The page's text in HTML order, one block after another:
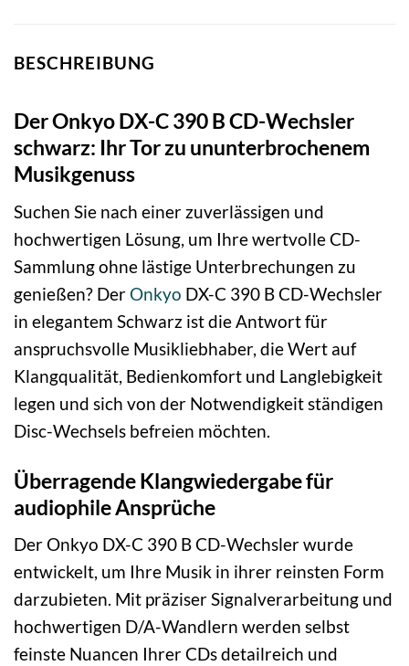
BESCHREIBUNG
Der Onkyo DX-C 390 B CD-Wechsler
schwarz: Ihr Tor zu ununterbrochenem
Musikgenuss
Suchen Sie nach einer zuverlässigen und
hochwertigen Lösung, um Ihre wertvolle CD-
Sammlung ohne lästige Unterbrechungen zu
genießen? Der Onkyo DX-C 390 B CD-Wechsler
in elegantem Schwarz ist die Antwort für
anspruchsvolle Musikliebhaber, die Wert auf
Klangqualität, Bedienkomfort und Langlebigkeit
legen und sich von der Notwendigkeit ständigen
Disc-Wechsels befreien möchten.
Überragende Klangwiedergabe für
audiophile Ansprüche
Der Onkyo DX-C 390 B CD-Wechsler wurde
entwickelt, um Ihre Musik in ihrer reinsten Form
darzubieten. Mit präziser Signalverarbeitung und
hochwertigen D/A-Wandlern werden selbst
feinste Nuancen Ihrer CDs detailreich und